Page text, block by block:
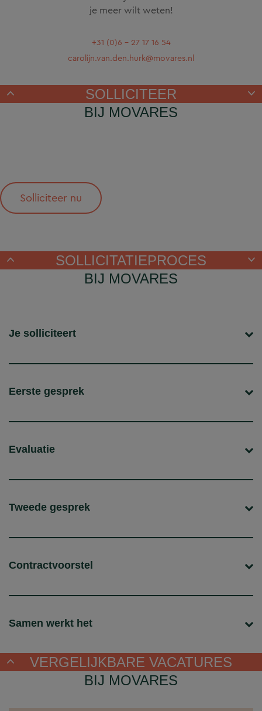
je meer wilt weten!
+31 (0)6 - 27 17 16 54
carolijn.van.den.hurk@movares.nl
SOLLICITEER
BIJ MOVARES
Solliciteer nu
SOLLICITATIEPROCES
BIJ MOVARES
Je solliciteert
Eerste gesprek
Evaluatie
Tweede gesprek
Contractvoorstel
Samen werkt het
VERGELIJKBARE VACATURES
BIJ MOVARES